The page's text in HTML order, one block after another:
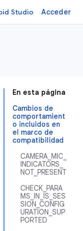
Studio Acceder
En esta página
Cambios de
comportamient
o incluidos en
el marco de
compatibilidad
CAMERA_MIC_
INDICATORS_
NOT_PRESENT
CHECK_PARA
MS_IN_IS_SES
SION_CONFIG
URATION_SUP
PORTED